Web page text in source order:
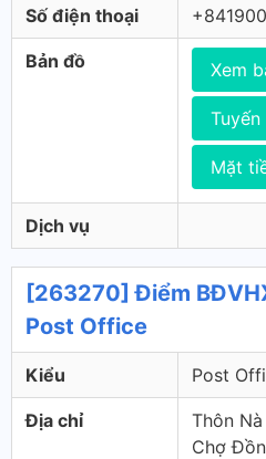
Số điện thoại
Bản đồ Xem
Mặt
Dịch vụ
[263270] Điểm
Post Office
Kiểu Post
Địa chỉ
Thôn Nà
Chợ